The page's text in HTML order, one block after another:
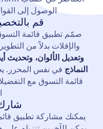
الوصول إلى
قم
صمّم تطبيق قائمة
والإفلات بدلاً من
وتعديل الألوان، وتحديث
النماذج في نفس المحرر.
قائمة التسوق مع
يمكنك مشاركة تطبيق